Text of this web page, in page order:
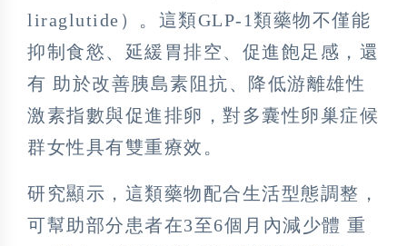
liraglutide）。這類GLP-1類藥物不僅能
抑制食慾、延緩胃排空、促進飽足感，還
有 助於改善胰島素阻抗、降低游離雄性
激素指數與促進排卵，對多囊性卵巢症候
群女性具有雙重療效。
研究顯示，這類藥物配合生活型態調整，
可幫助部分患者在3至6個月內減少體 重